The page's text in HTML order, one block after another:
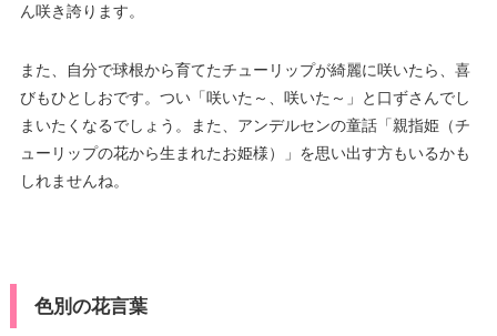
ん咲き誇ります。
また、自分で球根から育てたチューリップが綺麗に咲いたら、喜
びもひとしおです。つい「咲いた～、咲いた～」と口ずさんでし
まいたくなるでしょう。また、アンデルセンの童話「親指姫（チ
ューリップの花から生まれたお姫様）」を思い出す方もいるかも
しれませんね。
色別の花言葉